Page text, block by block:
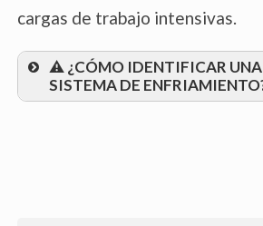
cargas de trabajo intensivas.
⚠️ ¿CÓMO IDENTIFICAR
SISTEMA DE